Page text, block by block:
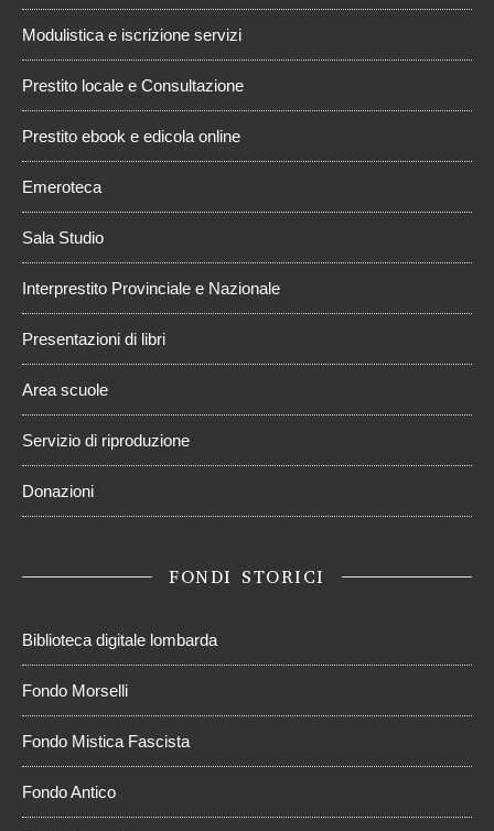
Modulistica e iscrizione servizi
Prestito locale e Consultazione
Prestito ebook e edicola online
Emeroteca
Sala Studio
Interprestito Provinciale e Nazionale
Presentazioni di libri
Area scuole
Servizio di riproduzione
Donazioni
FONDI STORICI
Biblioteca digitale lombarda
Fondo Morselli
Fondo Mistica Fascista
Fondo Antico